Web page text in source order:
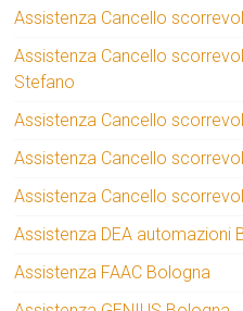
Assistenza Cancello
Assistenza Cancello
Stefano
Assistenza Cancello
Assistenza Cancello
Assistenza Cancello
Assistenza DEA automazioni
Assistenza FAAC Bologna